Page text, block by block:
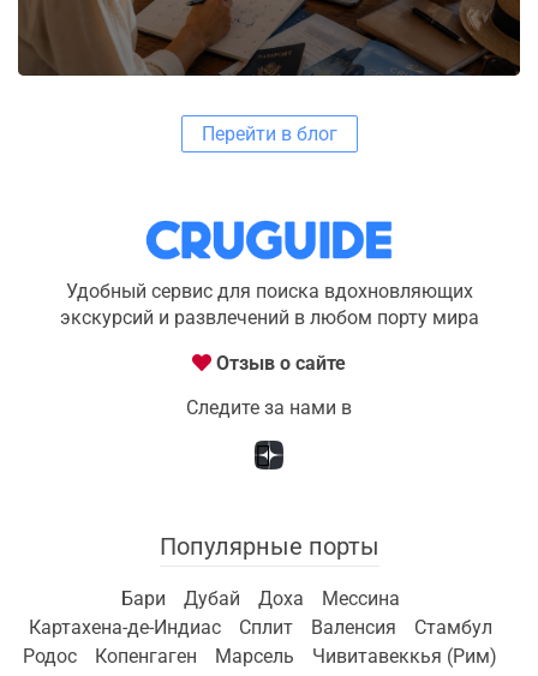
Перейти в блог
Удобный сервис для поиска вдохновляющих
экскурсий и развлечений в любом порту мира
Отзыв о сайте
Следите за нами в
Популярные порты
Бари Дубай Доха
Мессина
Картахена-де-Индиас
Сплит Валенсия
Стамбул
Родос
Копенгаген Марсель
Чивитавеккья (Рим)